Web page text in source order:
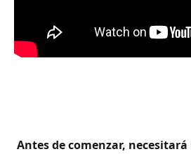
Antes de comenzar,